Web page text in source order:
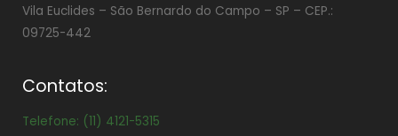
Vila Euclides – São Bernardo do Campo – SP – CEP.:
09725-442
Contatos:
Telefone: (11) 4121-5315